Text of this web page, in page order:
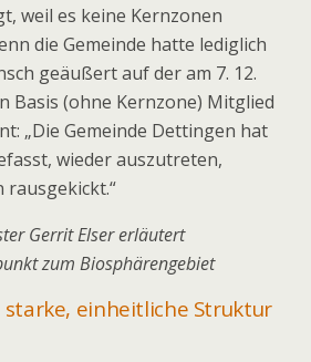
weil es keine Kernzonen
die Gemeinde hatte lediglich
geäußert auf der am 7. 12.
Basis (ohne Kernzone) Mitglied
„Die Gemeinde Dettingen hat
wieder auszutreten,
Gerrit Elser erläutert
zum Biosphärengebiet
starke, einheitliche Struktur